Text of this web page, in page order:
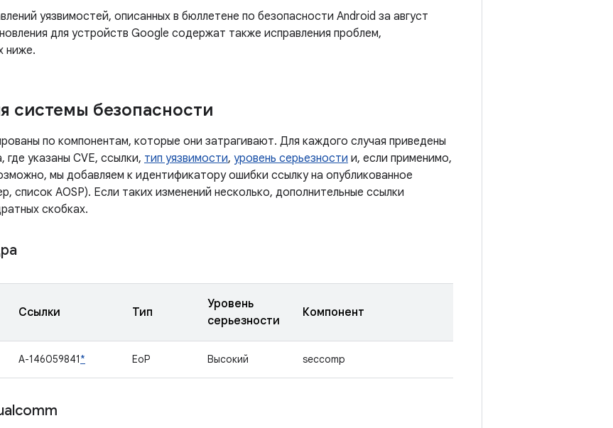
уязвимостей, описанных в бюллетене по безопасности Android за август
для устройств Google содержат также исправления проблем,
ниже.
системы безопасности
по компонентам, которые они затрагивают. Для каждого случая приведены
где указаны CVE, ссылки, тип уязвимости, уровень серьезности и, если применимо,
мы добавляем к идентификатору ошибки ссылку на опубликованное
список AOSP). Если таких изменений несколько, дополнительные ссылки
скобках.
Ссылки Тип
Уровень
серьезности
Компонент
A-146059841* EoP Высокий seccomp